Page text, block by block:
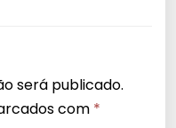
será publicado.
com *